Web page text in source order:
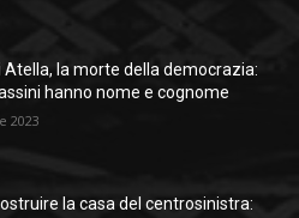
Atella, la morte della democrazia:
hanno nome e cognome
2023
la casa del centrosinistra: